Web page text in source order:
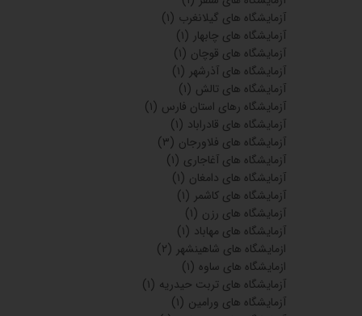
آزمایشگاه های گیلانغرب (۱)
آزمایشگاه های چابهار (۱)
آزمایشگاه های قوچان (۱)
آزمایشگاه های آذرشهر (۱)
آزمایشگاه های تالش (۱)
آزمایشگاه رهای استان فارس (۱)
آزمایشگاه های قادراباد (۱)
آزمایشگاه های فلاورجان (۳)
آزمایشگاه های آغاجاری (۱)
آزمایشگاه های دامغان (۱)
آزمایشگاه های کاشمر (۱)
آزمایشگاه های رزن (۱)
آزمایشگاه های مهاباد (۱)
ازمایشگاه های شاهینشهر (۲)
ازمایشگاه های ساوه (۱)
آزمایشگاه های تربت حیدریه (۱)
آزمایشگاه های ورامین (۱)